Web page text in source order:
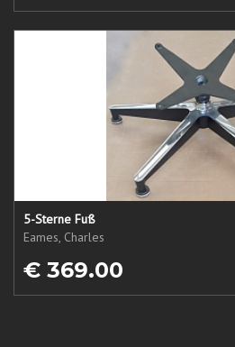
5-Sterne Fuß
Eames, Charles
€ 369.00